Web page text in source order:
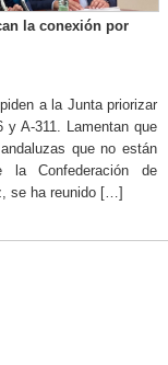
la conexión por
a la Junta priorizar
y A-311. Lamentan que
que no están
la Confederación de
se ha reunido […]